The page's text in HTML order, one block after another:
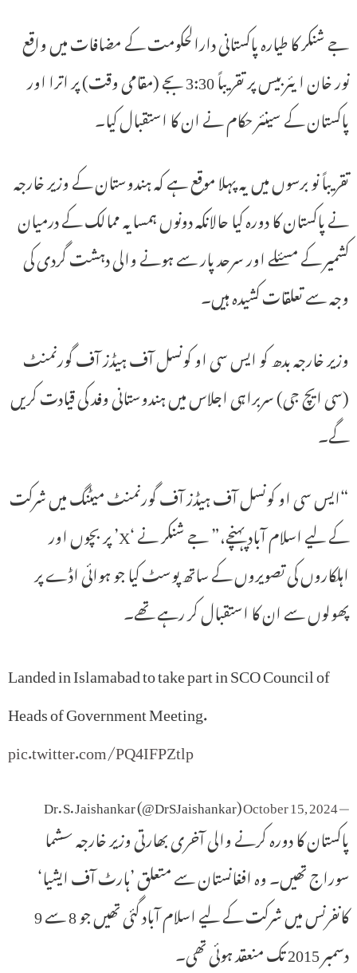
جے شنکر کا طیارہ پاکستانی دارالحکومت کے مضافات میں واقع
نور خان ایئربیس پر تقریباً 3:30 بجے (مقامی وقت) پر اترا اور
پاکستان کے سینئر حکام نے ان کا استقبال کیا۔
تقریباً نو برسوں میں یہ پہلا موقع ہے کہ ہندوستان کے وزیر خارجہ
نے پاکستان کا دورہ کیا حالانکہ دونوں ہمسایہ ممالک کے درمیان
کشمیر کے مسئلے اور سرحد پار سے ہونے والی دہشت گردی کی
وجہ سے تعلقات کشیدہ ہیں۔
وزیر خارجہ بدھ کو ایس سی او کونسل آف ہیڈز آف گورنمنٹ
(سی ایچ جی) سربراہی اجلاس میں ہندوستانی وفد کی قیادت کریں
گے۔
“ایس سی او کونسل آف ہیڈز آف گورنمنٹ میٹنگ میں شرکت
کے لیے اسلام آباد پہنچے،” جے شنکر نے ‘X’ پر بچوں اور
اہلکاروں کی تصویروں کے ساتھ پوسٹ کیا جو ہوائی اڈے پر
پھولوں سے ان کا استقبال کر رہے تھے۔
Landed in Islamabad to take part in SCO Council of
Heads of Government Meeting.
pic.twitter.com/PQ4IFPZtlp
— Dr. S. Jaishankar (@DrSJaishankar)
October 15, 2024
پاکستان کا دورہ کرنے والی آخری بھارتی وزیر خارجہ سشما
سوراج تھیں۔ وہ افغانستان سے متعلق ’ہارٹ آف ایشیا‘
کانفرنس میں شرکت کے لیے اسلام آباد گئی تھیں جو 8 سے 9
دسمبر 2015 تک منعقد ہوئی تھی۔